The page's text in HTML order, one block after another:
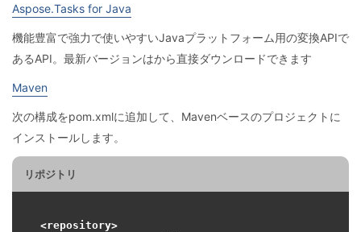
Aspose.Tasks for Java
機能豊富で強力で使いやすいJavaプラットフォーム用の変換APIで
あるAPI。最新バージョンはから直接ダウンロードできます
Maven
次の構成をpom.xmlに追加して、Mavenベースのプロジェクトに
インストールします。
リポジトリ
<repository>